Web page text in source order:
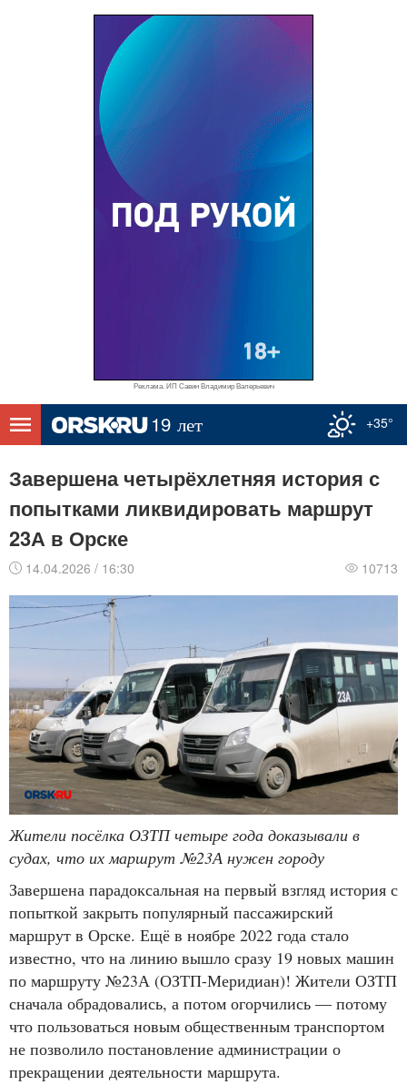
Реклама. ИП Савин Владимир Валерьевич
+35°
Завершена четырёхлетняя история с
попытками ликвидировать маршрут
23А в Орске
14.04.2026 / 16:30 10713
Жители посёлка ОЗТП четыре года доказывали в
судах, что их маршрут №23А нужен городу
Завершена парадоксальная на первый взгляд история с
попыткой закрыть популярный пассажирский
маршрут в Орске. Ещё в ноябре 2022 года стало
известно, что на линию вышло сразу 19 новых машин
по маршруту №23А (ОЗТП-Меридиан)! Жители ОЗТП
сначала обрадовались, а потом огорчились — потому
что пользоваться новым общественным транспортом
не позволило постановление администрации о
прекращении деятельности маршрута.